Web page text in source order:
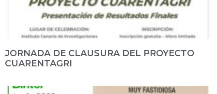
JORNADA DE CLAUSURA DEL PROYECTO
CUARENTAGRI